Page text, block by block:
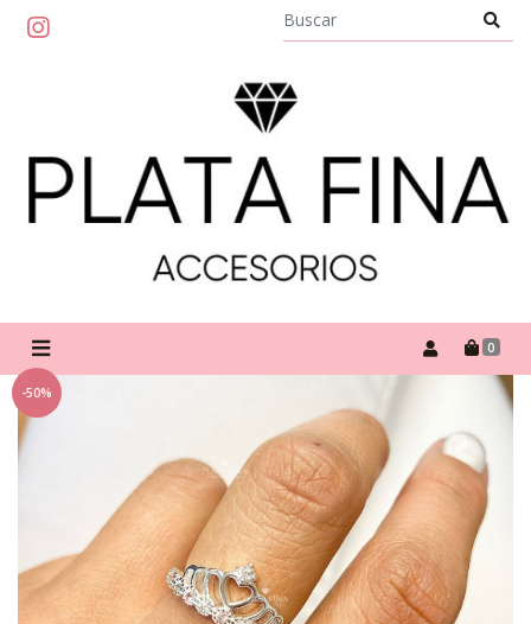
0
-50%